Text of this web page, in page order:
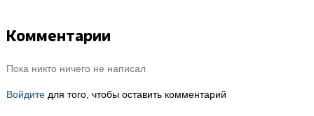
Комментарии
Пока никто ничего не написал
Войдитедля того, чтобы оставить комментарий